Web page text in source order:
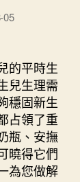
05
的平時生
兒生理需
穩固新生
占領了重
瓶、安撫
曉得它們
為您做解